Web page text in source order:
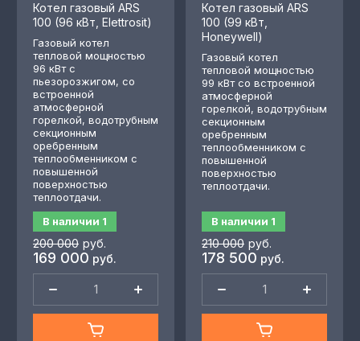
Котел газовый ARS
100 (96 кВт, Elettrosit)
Газовый котел
тепловой мощностью
96 кВт с
пьезорозжигом, со
встроенной
атмосферной
горелкой, водотрубным
секционным
оребренным
теплообменником с
повышенной
поверхностью
теплоотдачи.
В наличии 1
200 000 руб.
169 000 руб.
Котел газовый ARS
100 (99 кВт,
Honeywell)
Газовый котел
тепловой мощностью
99 кВт со встроенной
атмосферной
горелкой, водотрубным
секционным
оребренным
теплообменником с
повышенной
поверхностью
теплоотдачи.
В наличии 1
210 000 руб.
178 500 руб.